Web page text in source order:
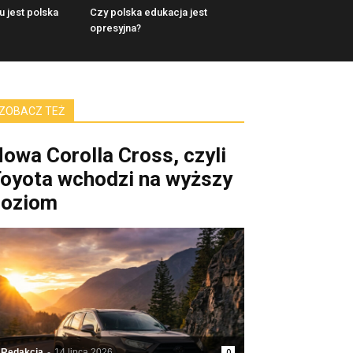
jest polska
Czy polska edukacja jest
opresyjna?
TEŻ
Corolla Cross, czyli
wchodzi na wyższy